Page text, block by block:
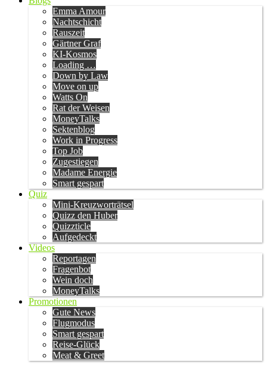
Emma Amour
Nachtschicht
Rauszeit
Gärtner Graf
KI-Kosmos
Loading …
Down by Law
Move on up
Watts On
Rat der Weisen
MoneyTalks
Sektenblog
Work in Progress
Top Job
Zugestiegen
Madame Energie
Smart gespart
Quiz
Mini-Kreuzworträtsel
Quizz den Huber
Quizzticle
Aufgedeckt
Videos
Reportagen
Fragenbot
Wein doch
MoneyTalks
Promotionen
Gute News
Flugmodus
Smart gespart
Reise-Glück
Meat & Greet